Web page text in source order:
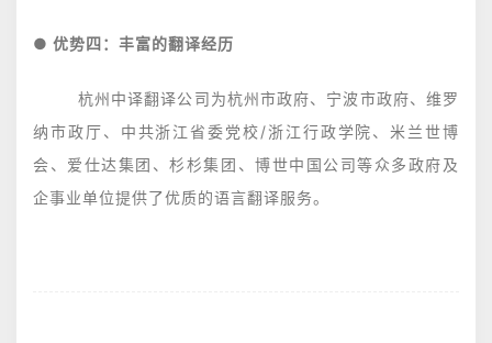
● 优势四：丰富的翻译经历
杭州中译翻译公司为杭州市政府、宁波市政府、维罗
纳市政厅、中共浙江省委党校/浙江行政学院、米兰世博
会、爱仕达集团、杉杉集团、博世中国公司等众多政府及
企事业单位提供了优质的语言翻译服务。